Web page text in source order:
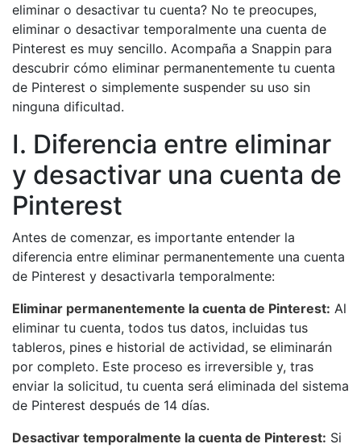
eliminar o desactivar tu cuenta? No te preocupes,
eliminar o desactivar temporalmente una cuenta de
Pinterest es muy sencillo. Acompaña a Snappin para
descubrir cómo eliminar permanentemente tu cuenta
de Pinterest o simplemente suspender su uso sin
ninguna dificultad.
I. Diferencia entre eliminar
y desactivar una cuenta de
Pinterest
Antes de comenzar, es importante entender la
diferencia entre eliminar permanentemente una cuenta
de Pinterest y desactivarla temporalmente:
Eliminar permanentemente la cuenta de Pinterest: Al
eliminar tu cuenta, todos tus datos, incluidas tus
tableros, pines e historial de actividad, se eliminarán
por completo. Este proceso es irreversible y, tras
enviar la solicitud, tu cuenta será eliminada del sistema
de Pinterest después de 14 días.
Desactivar temporalmente la cuenta de Pinterest: Si